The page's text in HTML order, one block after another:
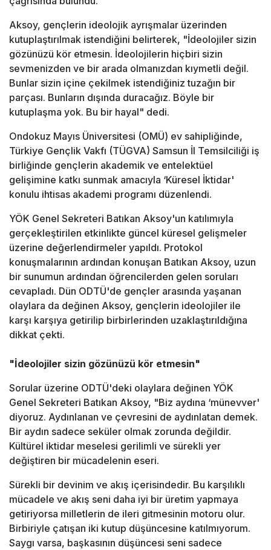
Aksoy, gençlerin ideolojik ayrışmalar üzerinden
kutuplaştırılmak istendiğini belirterek, "İdeolojiler sizin
gözünüzü kör etmesin. İdeolojilerin hiçbiri sizin
sevmenizden ve bir arada olmanızdan kıymetli değil.
Bunlar sizin içine çekilmek istendiğiniz tuzağın bir
parçası. Bunların dışında duracağız. Böyle bir
kutuplaşma yok. Bu bir hayal" dedi.
Ondokuz Mayıs Üniversitesi (OMÜ) ev sahipliğinde,
Türkiye Gençlik Vakfı (TÜGVA) Samsun İl Temsilciliği iş
birliğinde gençlerin akademik ve entelektüel
gelişimine katkı sunmak amacıyla ‘Küresel İktidar'
konulu ihtisas akademi programı düzenlendi.
YÖK Genel Sekreteri Batıkan Aksoy'un katılımıyla
gerçekleştirilen etkinlikte güncel küresel gelişmeler
üzerine değerlendirmeler yapıldı. Protokol
konuşmalarının ardından konuşan Batıkan Aksoy, uzun
bir sunumun ardından öğrencilerden gelen soruları
cevapladı. Dün ODTÜ'de gençler arasında yaşanan
olaylara da değinen Aksoy, gençlerin ideolojiler ile
karşı karşıya getirilip birbirlerinden uzaklaştırıldığına
dikkat çekti.
"İdeolojiler sizin gözünüzü kör etmesin"
Sorular üzerine ODTÜ'deki olaylara değinen YÖK
Genel Sekreteri Batıkan Aksoy, "Biz aydına ‘münevver'
diyoruz. Aydınlanan ve çevresini de aydınlatan demek.
Bir aydın sadece seküler olmak zorunda değildir.
Kültürel iktidar meselesi gerilimli ve sürekli yer
değiştiren bir mücadelenin eseri.
Sürekli bir devinim ve akış içerisindedir. Bu karşılıklı
mücadele ve akış seni daha iyi bir üretim yapmaya
getiriyorsa milletlerin de ileri gitmesinin motoru olur.
Birbiriyle çatışan iki kutup düşüncesine katılmıyorum.
Saygı varsa, başkasının düşüncesi seni sadece